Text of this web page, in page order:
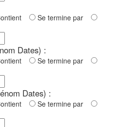
Se termine par
Dates) :
Se termine par
Dates) :
Se termine par